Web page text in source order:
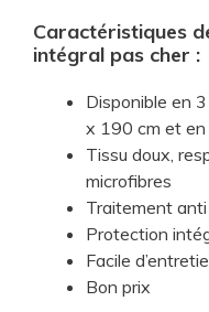
Caractéristiques
intégral pas cher :
Disponible en
x 190 cm et
Tissu doux,
microfibres
Traitement
Protection
Facile
Bon prix